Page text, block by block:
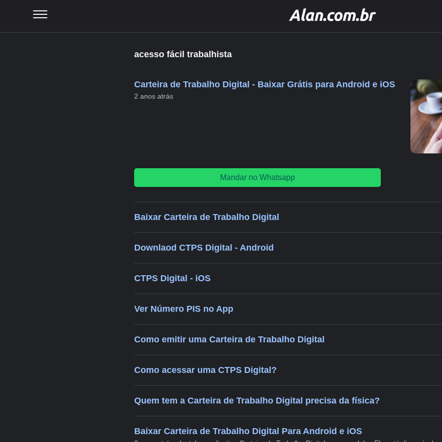
acesso fácil trabalhista
Carteira de Trabalho Digital - Baixar Grátis para Android e iOS
2 anos atrás
Mandar no Whatsapp
Baixar Carteira de Trabalho Digital
Downlaod CTPS Digital - Android
CTPS Digital - iOS
Ver Número PIS no App
Como emitir uma Carteira de Trabalho Digital
Como acessar uma CTPS Digital?
Quem tem a Carteira de Trabalho Digital precisa da física?
Baixar Carteira de Trabalho Digital Para Android e iOS